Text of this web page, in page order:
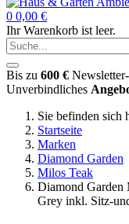
0 0,00 €
Ihr Warenkorb ist leer.
Bis zu 600 €
Unverbindliches
Sie befinden sich
Startseite
Marken
Diamond Garden
Milos Teak
Diamond Garden
Grey inkl. Sitz-